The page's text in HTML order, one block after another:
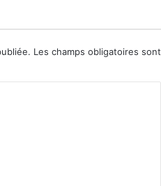
Les champs obligatoires sont